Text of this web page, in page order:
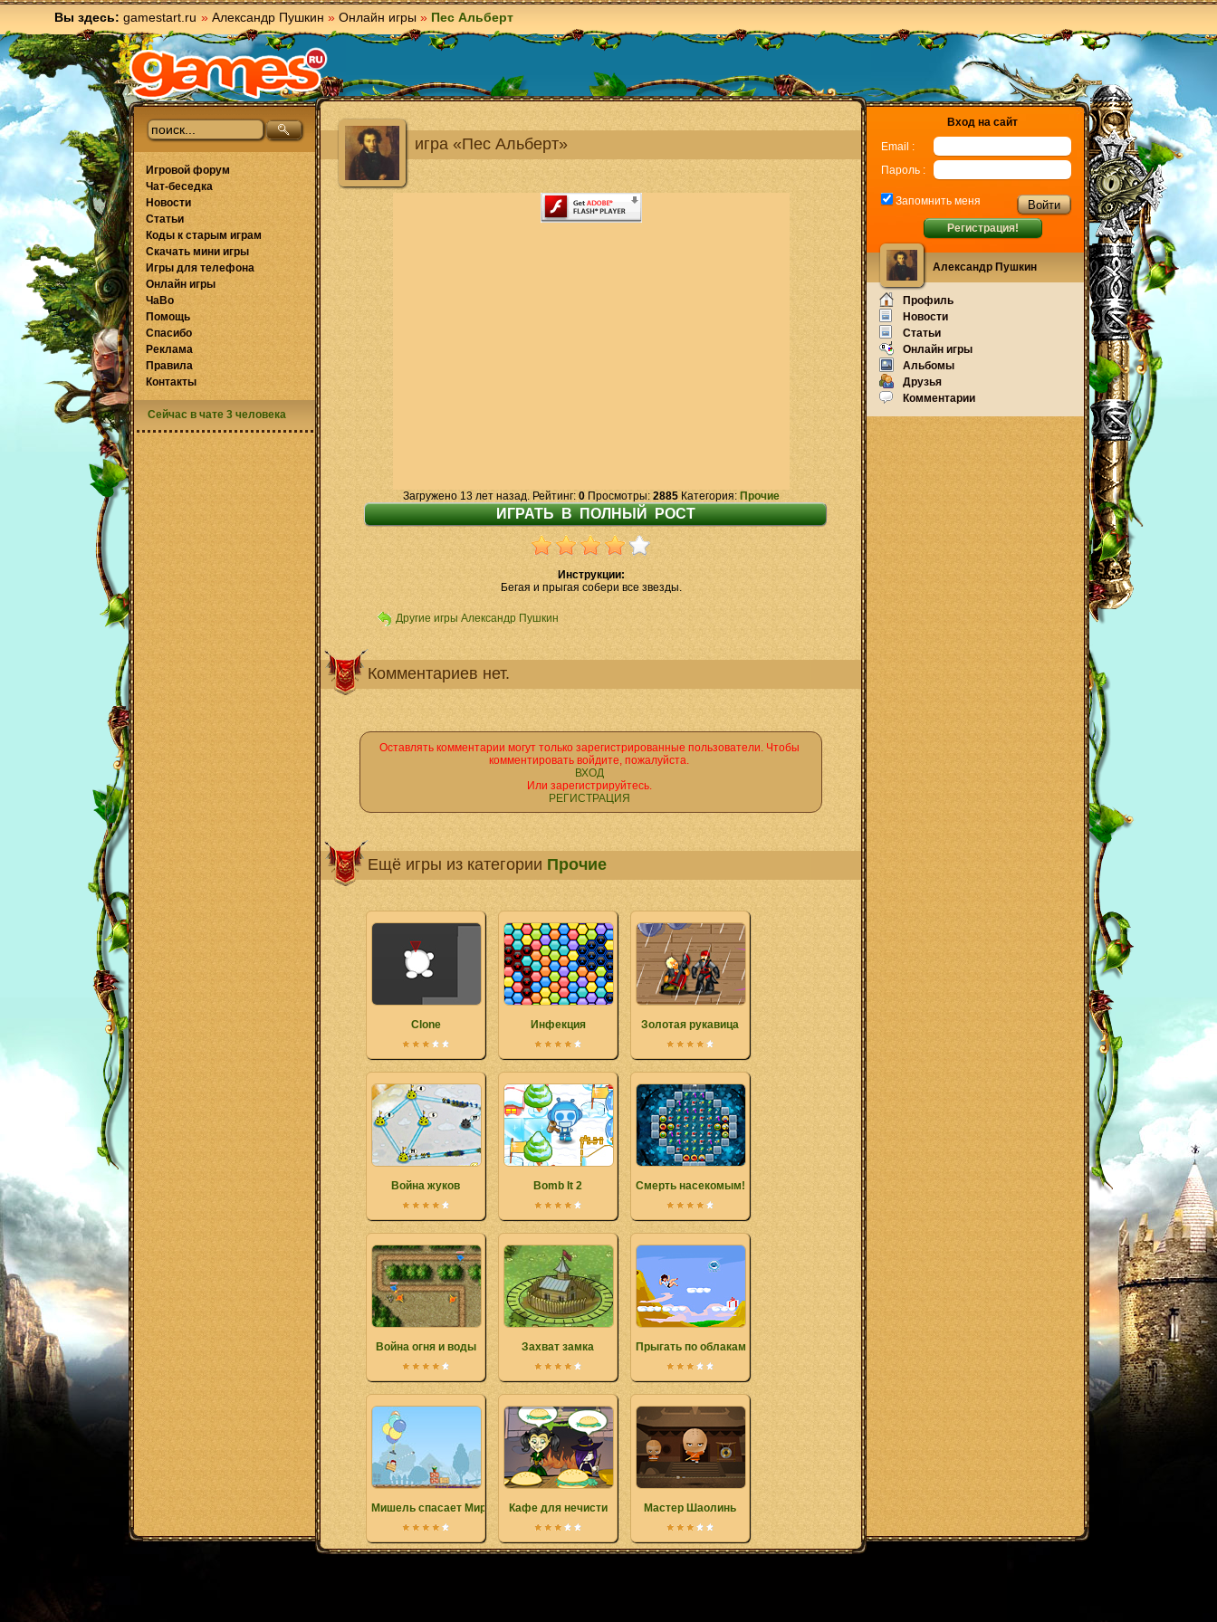
Вы здесь: gamestart.ru » Александр Пушкин » Онлайн игры » Пес Альберт
игра «Пес Альберт»
Загружено 13 лет назад. Рейтинг: 0Просмотры: 2885Категория: Прочие
Инструкции:
Бегая и прыгая собери все звезды.
Другие игры Александр Пушкин
Комментариев нет.
Оставлять комментарии могут только зарегистрированные пользователи. Чтобы
комментировать войдите, пожалуйста.
ВХОД
Или зарегистрируйтесь.
РЕГИСТРАЦИЯ
Ещё игры из категории Прочие
Clone Инфекция Золотая рукавица
Война жуков Bomb It 2 Смерть насекомым!
Война огня и воды Захват замка Прыгать по облакам
Мишель спасает Мир Кафе для нечисти Мастер Шаолинь
Игровой форум
Чат-беседка
Новости
Статьи
Коды к старым играм
Скачать мини игры
Игры для телефона
Онлайн игры
ЧаВо
Помощь
Спасибо
Реклама
Правила
Контакты
Сейчас в чате 3 человека
Вход на сайт
Email :
Пароль :
Запомнить меня
Регистрация!
Александр Пушкин
Профиль
Новости
Статьи
Онлайн игры
Альбомы
Друзья
Комментарии